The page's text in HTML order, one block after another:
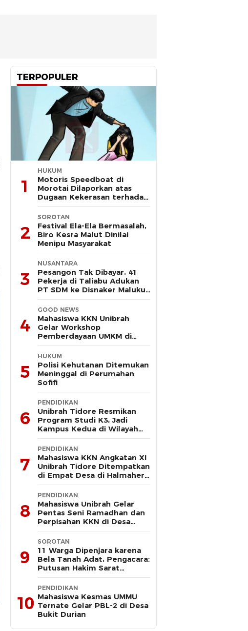
TERPOPULER
1
HUKUM
Motoris Speedboat di
Morotai Dilaporkan atas
Dugaan Kekerasan terhadap
Anak
2
SOROTAN
Festival Ela-Ela Bermasalah,
Biro Kesra Malut Dinilai
Menipu Masyarakat
3
NUSANTARA
Pesangon Tak Dibayar, 41
Pekerja di Taliabu Adukan
PT SDM ke Disnaker Maluku
Utara
4
GOOD NEWS
Mahasiswa KKN Unibrah
Gelar Workshop
Pemberdayaan UMKM di
Desa Ekor
5
HUKUM
Polisi Kehutanan Ditemukan
Meninggal di Perumahan
Sofifi
6
PENDIDIKAN
Unibrah Tidore Resmikan
Program Studi K3, Jadi
Kampus Kedua di Wilayah
LLDIKTI XII
7
PENDIDIKAN
Mahasiswa KKN Angkatan XI
Unibrah Tidore Ditempatkan
di Empat Desa di Halmahera
Timur
8
PENDIDIKAN
Mahasiswa Unibrah Gelar
Pentas Seni Ramadhan dan
Perpisahan KKN di Desa
Akejawi
9
SOROTAN
11 Warga Dipenjara karena
Bela Tanah Adat, Pengacara:
Putusan Hakim Sarat
Kejanggalan dan Abaikan
Keadilan
10
PENDIDIKAN
Mahasiswa Kesmas UMMU
Ternate Gelar PBL-2 di Desa
Bukit Durian